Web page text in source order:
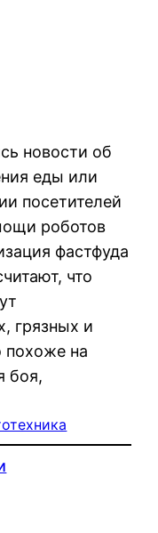
новости об
еды или
посетителей
роботов
фастфуда
что
грязных и
похоже на
боя,